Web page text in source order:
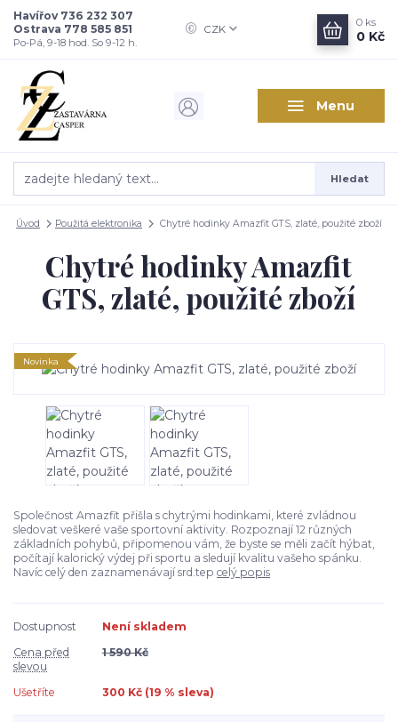
Menu
CZK
Hledat
Havířov 736 232 307
Ostrava 778 585 851
Po-Pá, 9-18 hod. So 9-12 h.
0 ks
0 Kč
Úvod Použitá elektronika Chytré hodinky Amazfit GTS, zlaté, použité zboží
Chytré hodinky Amazfit
GTS, zlaté, použité zboží
Novinka
Společnost Amazfit přišla s chytrými hodinkami, které zvládnou
sledovat veškeré vaše sportovní aktivity. Rozpoznají 12 různých
základních pohybů, připomenou vám, že byste se měli začít hýbat,
počítají kalorický výdej při sportu a sledují kvalitu vašeho spánku.
Navíc celý den zaznamenávají srd.tep celý popis
Dostupnost
Není skladem
Cena před
slevou
1 590 Kč
Ušetříte 300 Kč (19 % sleva)